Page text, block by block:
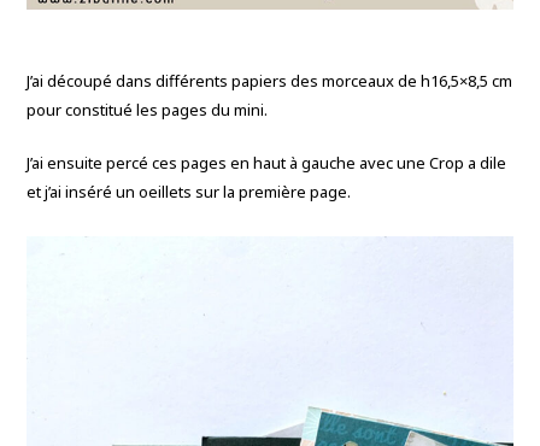
J’ai découpé dans différents papiers des morceaux de h16,5×8,5 cm
pour constitué les pages du mini.
J’ai ensuite percé ces pages en haut à gauche avec une Crop a dile
et j’ai inséré un oeillets sur la première page.